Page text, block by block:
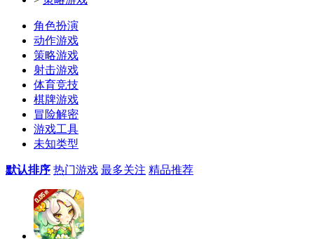
角色扮演
动作游戏
策略游戏
射击游戏
体育竞技
棋牌游戏
冒险解密
游戏工具
未知类型
默认排序 热门游戏 最多关注 精品推荐